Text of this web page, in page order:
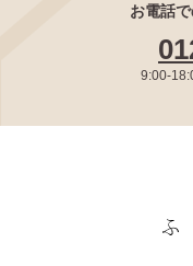
お電話
9:00-